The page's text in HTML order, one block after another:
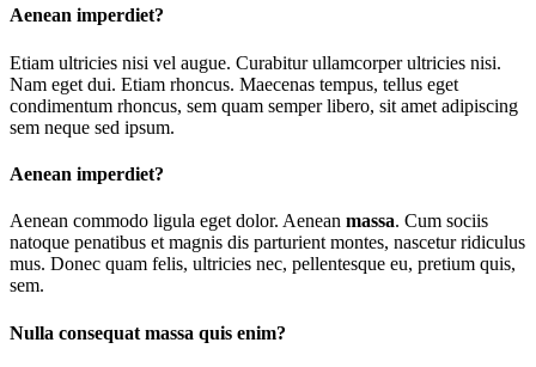
Aenean imperdiet?
Etiam ultricies nisi vel augue. Curabitur ullamcorper ultricies nisi.
Nam eget dui. Etiam rhoncus. Maecenas tempus, tellus eget
condimentum rhoncus, sem quam semper libero, sit amet adipiscing
sem neque sed ipsum.
Aenean imperdiet?
Aenean commodo ligula eget dolor. Aenean massa. Cum sociis
natoque penatibus et magnis dis parturient montes, nascetur ridiculus
mus. Donec quam felis, ultricies nec, pellentesque eu, pretium quis,
sem.
Nulla consequat massa quis enim?